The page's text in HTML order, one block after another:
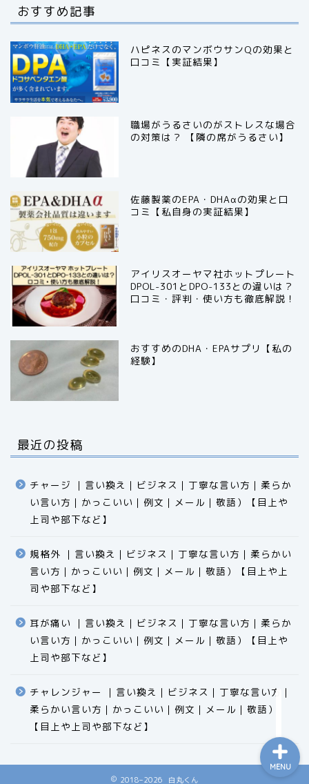
おすすめ記事
ハピネスのマンボウサンQの効果と
口コミ【実証結果】
職場がうるさいのがストレスな場合
の対策は？ 【隣の席がうるさい】
佐藤製薬のEPA・DHAαの効果と口
コミ【私自身の実証結果】
アイリスオーヤマ社ホットプレート
DPOL-301とDPO-133との違いは？
口コミ・評判・使い方も徹底解説！
おすすめのDHA・EPAサプリ【私の
経験】
最近の投稿
チャージ ｜言い換え｜ビジネス｜丁寧な言い方｜柔らか
い言い方｜かっこいい｜例文｜メール｜敬語）【目上や
上司や部下など】​​​​​​​​​​​​​​​​
規格外 ｜言い換え｜ビジネス｜丁寧な言い方｜柔らかい
言い方｜かっこいい｜例文｜メール｜敬語）【目上や上
司や部下など】​​​​​​​​​​​​​​​​
耳が痛い ｜言い換え｜ビジネス｜丁寧な言い方｜柔らか
い言い方｜かっこいい｜例文｜メール｜敬語）【目上や
上司や部下など】​​​​​​​​​​​​​​​​
チャレンジャー ｜言い換え｜ビジネス｜丁寧な言い方｜
柔らかい言い方｜かっこいい｜例文｜メール｜敬語）
【目上や上司や部下など】​​​​​​​​​​​​​​​​
2018–2026 白丸くん
MENU
食品
科学
ビジネス用語